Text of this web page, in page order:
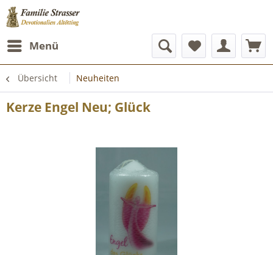
Menü
Übersicht Neuheiten
Kerze Engel Neu; Glück